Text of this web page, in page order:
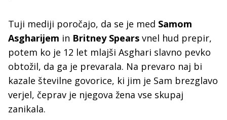
Tuji mediji poročajo, da se je med Samom
Asgharijem in Britney Spears vnel hud prepir,
potem ko je 12 let mlajši Asghari slavno pevko
obtožil, da ga je prevarala. Na prevaro naj bi
kazale številne govorice, ki jim je Sam brezglavo
verjel, čeprav je njegova žena vse skupaj
zanikala.